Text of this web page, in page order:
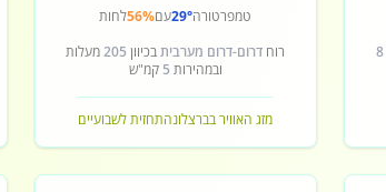
8
טמפרטורה29°עם56%לחות
רוח דרום-דרום מערביתבכיוון 205מעלות
ובמהירות 5 קמ"ש
מזג האוויר בברצלונהתחזית לשבועיים